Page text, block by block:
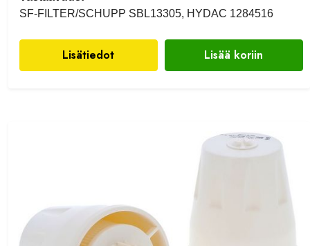
SF-FILTER/SCHUPP SBL13305, HYDAC 1284516
Lisätiedot Lisää koriin